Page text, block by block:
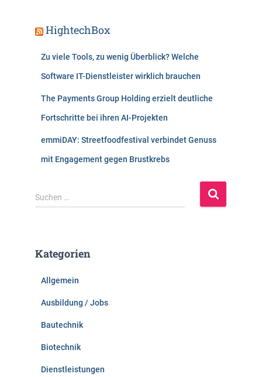
HightechBox
Zu viele Tools, zu wenig Überblick? Welche
Software IT-Dienstleister wirklich brauchen
The Payments Group Holding erzielt deutliche
Fortschritte bei ihren AI-Projekten
emmiDAY: Streetfoodfestival verbindet Genuss
mit Engagement gegen Brustkrebs
S
u
n
Suchen …
Kategorien
Allgemein
Ausbildung / Jobs
Bautechnik
Biotechnik
Dienstleistungen